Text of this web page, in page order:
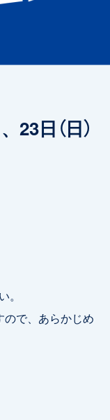
23日（日）
で、あらかじめ